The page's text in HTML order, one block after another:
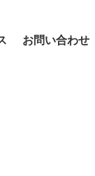
お問い合わせ